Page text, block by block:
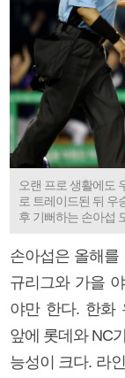
오랜 프로 생활에도
로 트레이드된 뒤 우
후 기뻐하는 손아섭
손아섭은 올해를
규리그와 가을
야만 한다. 한화
앞에 롯데와 NC
능성이 크다. 라